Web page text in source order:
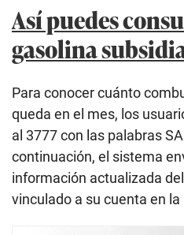
Así puedes
gasolina
Para conocer cuánto
queda en el mes, los
al 3777 con las palabras
continuación, el sistema
información actualizada
vinculado a su cuenta en